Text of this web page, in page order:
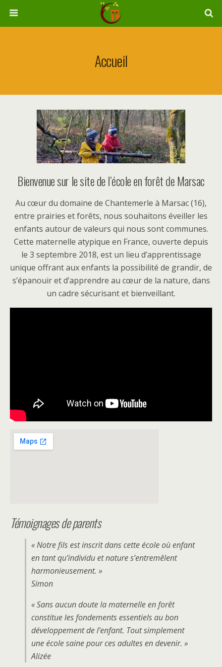
Accueil
Bienvenue sur le site de l’école en forêt de Marsac
Au cœur du domaine de Chantemerle à Marsac (16),
entre prairies et forêts, nous souhaitons éveiller les
enfants autour de valeurs qui nous sont communes.
Cette maternelle atypique en France, ouverte depuis
le 3 septembre 2018, est un lieu d’apprentissage
unique offrant aux enfants la possibilité de grandir, de
s’épanouir et d’apprendre au cœur de la nature, dans
un cadre sécurisant et bienveillant.
Témoignages de parents
« Notre fils est inscrit dans cette école où enfant
en tant qu’individu et nature s’entremêlent
harmonieusement. »
Simon
« Sans aucun doute la maternelle en forêt
constitue les fondements essentiels au bon
développement de l’enfant. Tout simplement
une école saine pour ces adultes en devenir. »
Alizée